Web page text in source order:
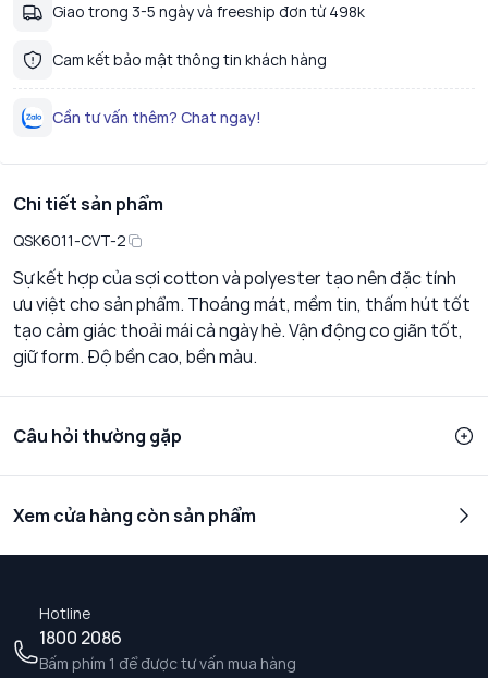
Giao trong 3-5 ngày và freeship đơn từ 498k
Cam kết bảo mật thông tin khách hàng
Cần tư vấn thêm? Chat ngay!
Chi tiết sản phẩm
QSK6011-CVT-2
Sự kết hợp của sợi cotton và polyester tạo nên đặc tính
ưu việt cho sản phẩm. Thoáng mát, mềm tin, thấm hút tốt
tạo cảm giác thoải mái cả ngày hè. Vận động co giãn tốt,
giữ form. Độ bền cao, bền màu.
Câu hỏi thường gặp
Xem cửa hàng còn sản phẩm
Hotline
1800 2086
Bấm phím 1 để được tư vấn mua hàng